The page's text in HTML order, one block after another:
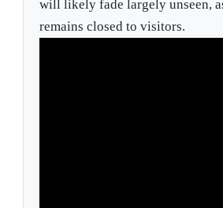
will likely fade largely unseen,
remains closed to visitors.